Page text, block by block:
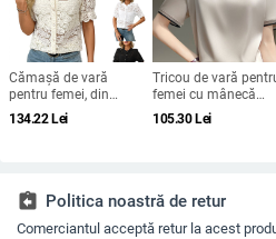
Cămașă de vară
pentru femei, din
dantelă, mâneci
scurte, nasturi,
poliester
134.22Lei
Tricou de vară
femei cu mânecă
scurtă, din mătase, cu
guler rotund și
Mulberry
105.30Lei
assignment_return Politica noastră de retur
Comerciantul acceptă retur la acest